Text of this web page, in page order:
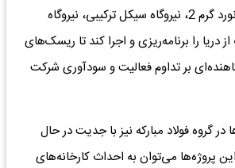
توسعه‌ای مهمی نظیر نورد گرم 2، نیروگاه سیکل ترکیبی، نیروگاه
دریا را برنامه‌ریزی و اجرا کند تا ریسک‌های
بر تداوم فعالیت و سودآوری شرکت
گروه فولاد مبارکه نیز با جدیت در حال
پروژه‌ها می‌توان به احداث کارخانه‌های